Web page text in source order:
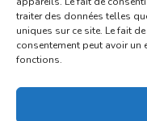
traiter des données telles
uniques sur ce site. Le fait
consentement peut avoir un
fonctions.
Du 28
octobre :
du 2 au